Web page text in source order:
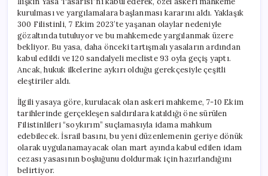
kurulması ve yargılamalara başlanması kararını aldı. Yaklaşık
300 Filistinli, 7 Ekim 2023’te yaşanan olaylar nedeniyle
gözaltında tutuluyor ve bu mahkemede yargılanmak üzere
bekliyor. Bu yasa, daha önceki tartışmalı yasaların ardından
kabul edildi ve 120 sandalyeli mecliste 93 oyla geçiş yaptı.
Ancak, hukuk ilkelerine aykırı olduğu gerekçesiyle çeşitli
eleştiriler aldı.
İlgili yasaya göre, kurulacak olan askeri mahkeme, 7-10 Ekim
tarihlerinde gerçekleşen saldırılara katıldığı öne sürülen
Filistinlileri “soykırım” suçlamasıyla idama mahkum
edebilecek. İsrail basını, bu yeni düzenlemenin geriye dönük
olarak uygulanamayacak olan mart ayında kabul edilen idam
cezası yasasının boşluğunu doldurmak için hazırlandığını
belirtiyor.